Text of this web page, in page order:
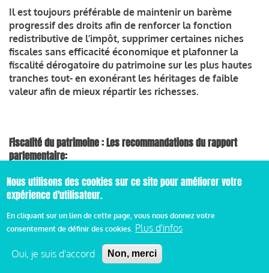
Il est toujours préférable de maintenir un barème
progressif des droits afin de renforcer la fonction
redistributive de l’impôt, supprimer certaines niches
fiscales sans efficacité économique et plafonner la
fiscalité dérogatoire du patrimoine sur les plus hautes
tranches tout- en exonérant les héritages de faible
valeur afin de mieux répartir les richesses.
Fiscalité du patrimoine : Les recommandations du rapport
parlementaire:
-----------------------------------------------------------------------------------
--------------------------------------------
Fiscalité de la détention et des revenus du capital
financier (ISF / PFU)
Recommandation n° 01 : Lors de la déclaration en ligne des
Nous utilisons des cookies sur ce site pour améliorer votre
expérience d'utilisateur.
En cliquant sur un lien de cette page, vous nous donnez votre
consentement de définir des cookies. Plus d'infos
Oui, je suis d'accord Non, merci